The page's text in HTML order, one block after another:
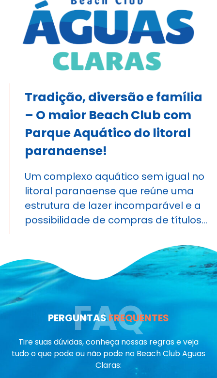
Tradição, diversão e família
– O maior Beach Club com
Parque Aquático do litoral
paranaense!
Um complexo aquático sem igual no
litoral paranaense que reúne uma
estrutura de lazer incomparável e a
possibilidade de compras de títulos…
FAQ
PERGUNTASFREQUENTES
Tire suas dúvidas, conheça nossas regras e veja
tudo o que pode ou não pode no Beach Club Aguas
Claras: